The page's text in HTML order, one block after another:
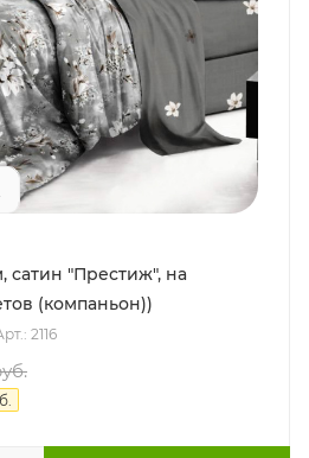
сатин "Престиж", на
(компаньон))
2116